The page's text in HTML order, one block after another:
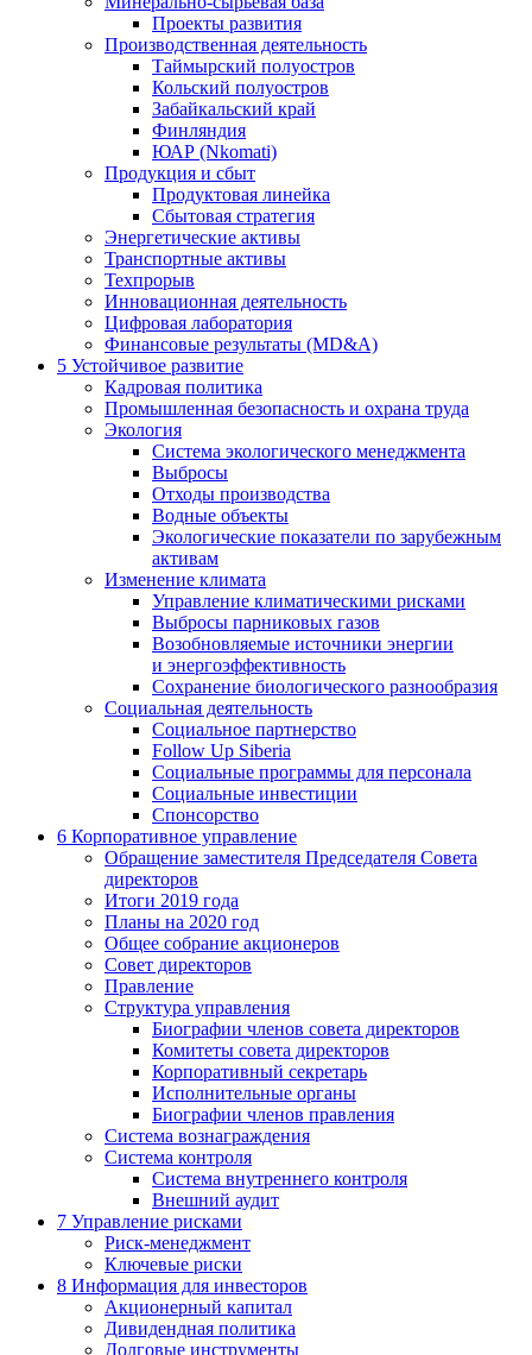
Проекты развития
Производственная деятельность
Таймырский полуостров
Кольский полуостров
Забайкальский край
Финляндия
ЮАР (Nkomati)
Продукция и сбыт
Продуктовая линейка
Сбытовая стратегия
Энергетические активы
Транспортные активы
Техпрорыв
Инновационная деятельность
Цифровая лаборатория
Финансовые результаты (MD&A)
5 Устойчивое развитие
Кадровая политика
Промышленная безопасность и охрана труда
Экология
Система экологического менеджмента
Выбросы
Отходы производства
Водные объекты
Экологические показатели по зарубежным
активам
Изменение климата
Управление климатическими рисками
Выбросы парниковых газов
Возобновляемые источники энергии
и энергоэффективность
Сохранение биологического разнообразия
Социальная деятельность
Социальное партнерство
Follow Up Siberia
Социальные программы для персонала
Социальные инвестиции
Спонсорство
6 Корпоративное управление
Обращение заместителя Председателя Совета
директоров
Итоги 2019 года
Планы на 2020 год
Общее собрание акционеров
Совет директоров
Правление
Структура управления
Биографии членов совета директоров
Комитеты совета директоров
Корпоративный секретарь
Исполнительные органы
Биографии членов правления
Система вознаграждения
Система контроля
Система внутреннего контроля
Внешний аудит
7 Управление рисками
Риск-менеджмент
Ключевые риски
8 Информация для инвесторов
Акционерный капитал
Дивидендная политика
Долговые инструменты